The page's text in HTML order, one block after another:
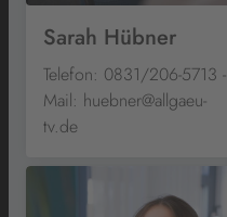
Sarah Hübner
Telefon: 0831/206-5713 -
Mail: huebner@allgaeu-
tv.de